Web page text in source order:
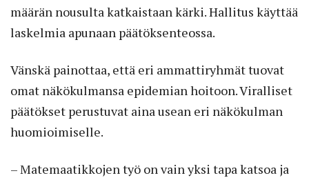
määrän nousulta katkaistaan kärki. Hallitus käyttää
laskelmia apunaan päätöksenteossa.
Vänskä painottaa, että eri ammattiryhmät tuovat
omat näkökulmansa epidemian hoitoon. Viralliset
päätökset perustuvat aina usean eri näkökulman
huomioimiselle.
– Matemaatikkojen työ on vain yksi tapa katsoa ja